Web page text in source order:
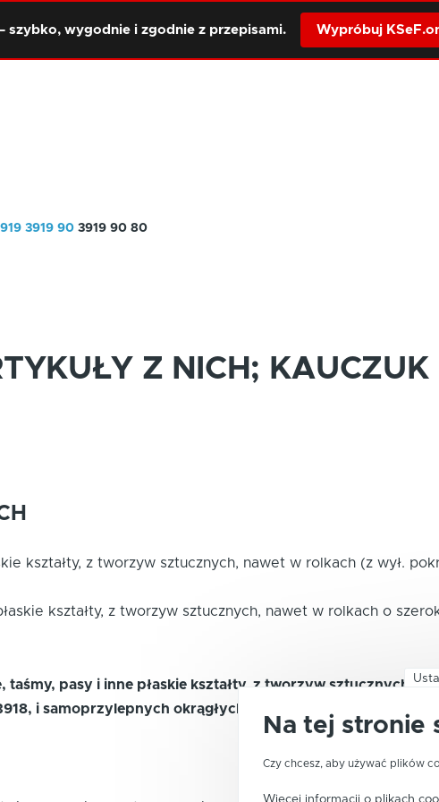
wygodnie i zgodnie z przepisami. Wypróbuj
3919 90 3919 90 80
Z NICH; KAUCZUK
kształty, z tworzyw sztucznych, nawet w rolkach (z wył.
kształty, z tworzyw sztucznych, nawet w rolkach o
pasy i inne płaskie kształty, z tworzyw sztucznych,
i samoprzylepnych okrągłych tarcz polerskich w rodzaju
Na tej stronie
Czy chcesz, aby używać plików
Więcej informacji o plikach